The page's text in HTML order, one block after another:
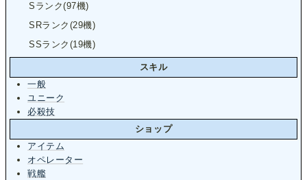
Sランク(97機)
SRランク(29機)
SSランク(19機)
スキル
一般
ユニーク
必殺技
ショップ
アイテム
オペレーター
戦艦